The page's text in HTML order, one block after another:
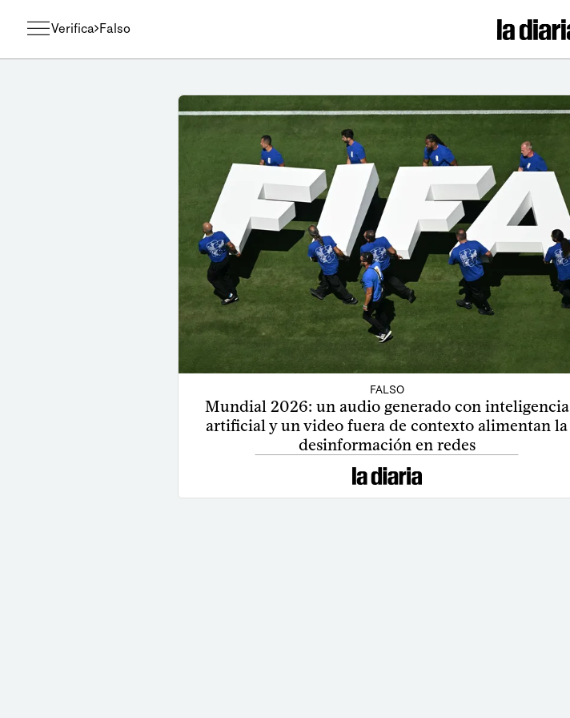
Verifica Falso
FALSO
Mundial 2026: un audio generado con inteligencia
artificial y un video fuera de contexto alimentan la
desinformación en redes